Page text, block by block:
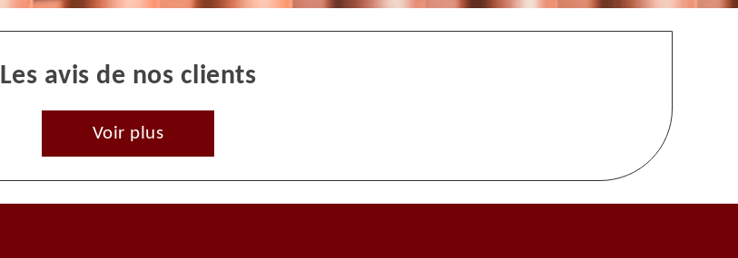
Les avis de nos clients
Voir plus